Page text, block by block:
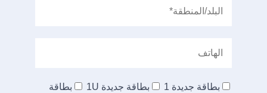
بطاقة جديدة 1 بطاقة جديدة 1U
بطاقة